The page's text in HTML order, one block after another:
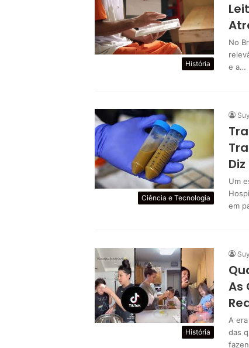
História
No
e a…
Ciência e Tecnologia
Um
em
História
As
A
das